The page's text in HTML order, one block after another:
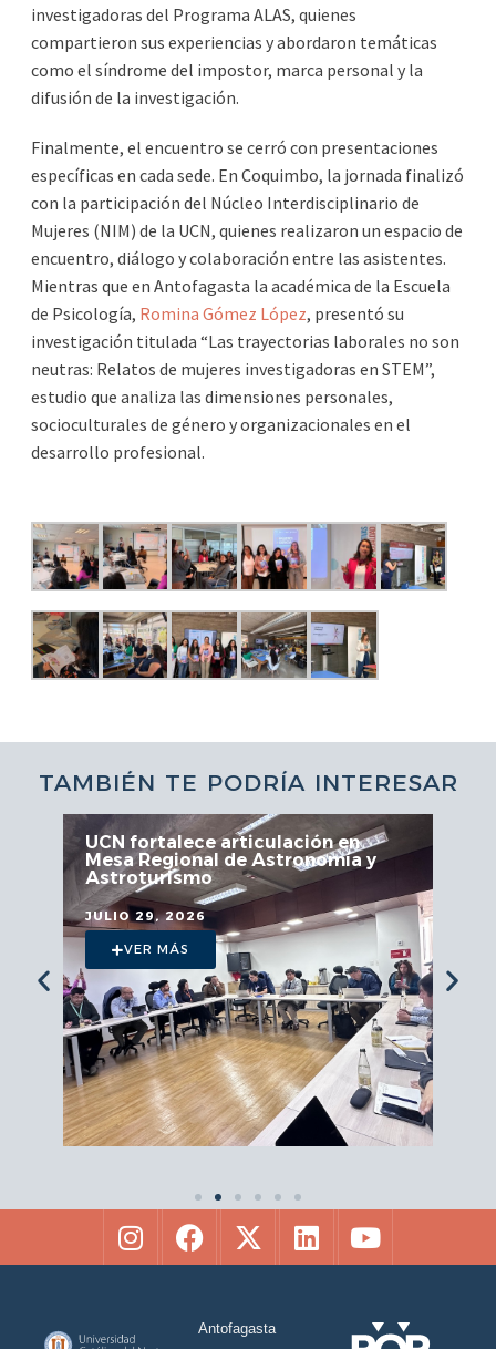
investigadoras del Programa ALAS, quienes
compartieron sus experiencias y abordaron temáticas
como el síndrome del impostor, marca personal y la
difusión de la investigación.
Finalmente, el encuentro se cerró con presentaciones
específicas en cada sede. En Coquimbo, la jornada finalizó
con la participación del Núcleo Interdisciplinario de
Mujeres (NIM) de la UCN, quienes realizaron un espacio de
encuentro, diálogo y colaboración entre las asistentes.
Mientras que en Antofagasta la académica de la Escuela
de Psicología, Romina Gómez López, presentó su
investigación titulada “Las trayectorias laborales no son
neutras: Relatos de mujeres investigadoras en STEM”,
estudio que analiza las dimensiones personales,
socioculturales de género y organizacionales en el
desarrollo profesional.
TAMBIÉN TE PODRÍA INTERESAR
UCN fortalece articulación en
Mesa Regional de Astronomía y
Astroturismo
JULIO 29, 2026
VER MÁS
Antofagasta